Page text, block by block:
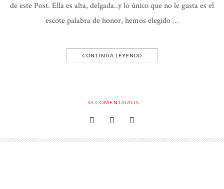
de este Post. Ella es alta, delgada..y lo único que no le gusta es el
escote palabra de honor, hemos elegido …
CONTINÚA LEYENDO
33 COMENTARIOS